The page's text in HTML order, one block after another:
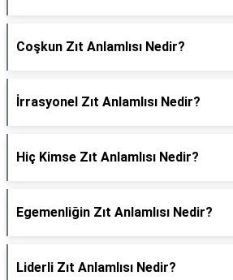
Coşkun Zıt Anlamlısı Nedir?
İrrasyonel Zıt Anlamlısı Nedir?
Hiç Kimse Zıt Anlamlısı Nedir?
Egemenliğin Zıt Anlamlısı Nedir?
Liderli Zıt Anlamlısı Nedir?